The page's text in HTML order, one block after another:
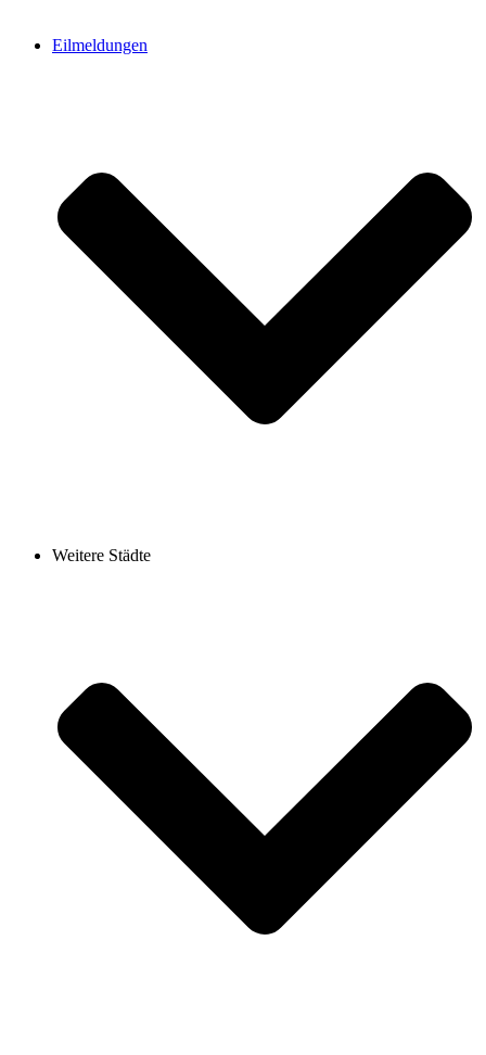
Eilmeldungen
Weitere Städte